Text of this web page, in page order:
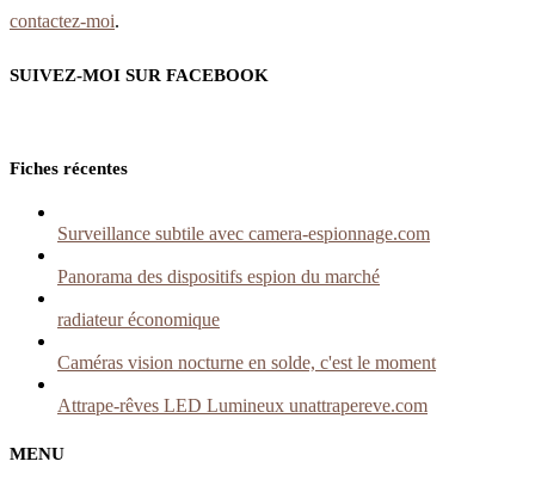
contactez-moi.
SUIVEZ-MOI SUR FACEBOOK
Fiches récentes
Surveillance subtile avec camera-espionnage.com
Panorama des dispositifs espion du marché
radiateur économique
Caméras vision nocturne en solde, c'est le moment
Attrape-rêves LED Lumineux unattrapereve.com
MENU